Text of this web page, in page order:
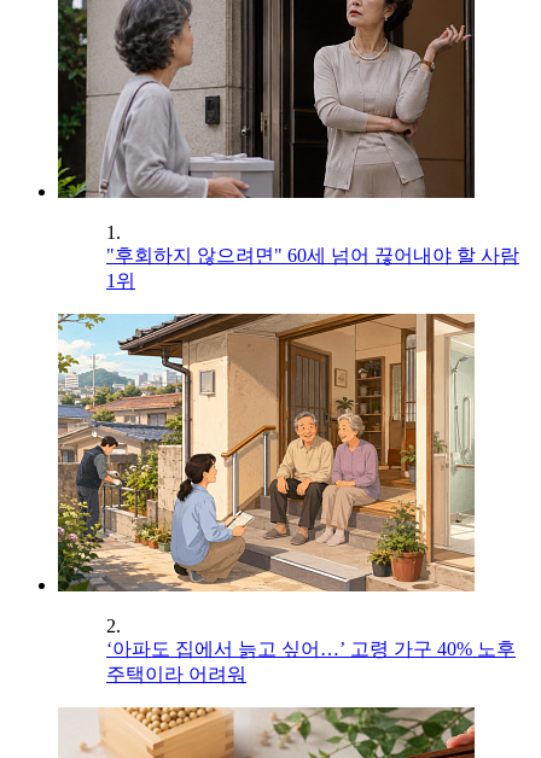
1.
"후회하지 않으려면" 60세 넘어 끊어내야 할 사람
1위
2.
‘아파도 집에서 늙고 싶어…’ 고령 가구 40% 노후
주택이라 어려워